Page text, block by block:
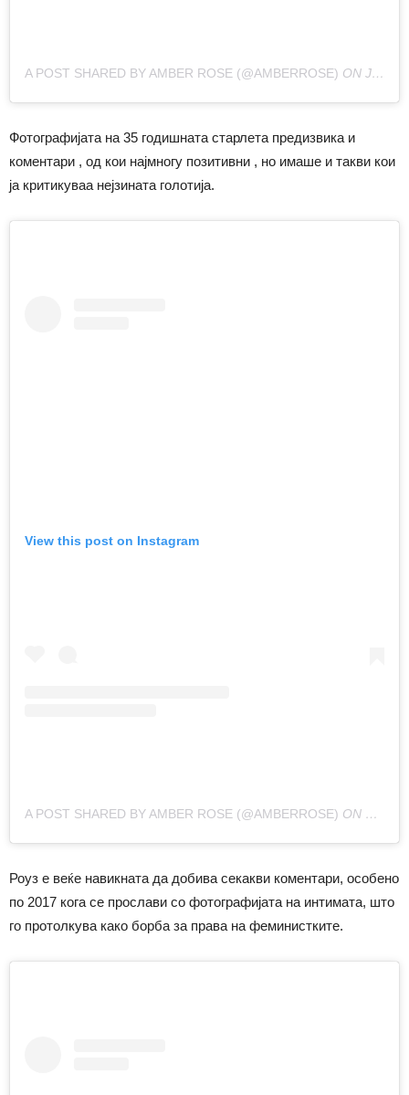
A POST SHARED BY AMBER ROSE (@AMBERROSE) ON JAN 8, 2019 AT 4:27PM PST
Фотографијата на 35 годишната старлета предизвика и
коментари , од кои најмногу позитивни , но имаше и такви кои
ја критикуваа нејзината голотија.
View this post on Instagram
A POST SHARED BY AMBER ROSE (@AMBERROSE) ON DEC
Роуз е веќе навикната да добива секакви коментари, особено
по 2017 кога се прослави со фотографијата на интимата, што
го протолкува како борба за права на феминистките.